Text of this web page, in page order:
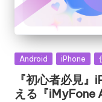
Posted
Android iPhone
『初心者必見
える『iMyFone